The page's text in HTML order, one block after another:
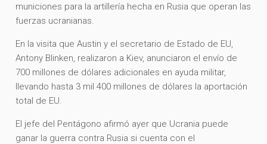
municiones para la artillería hecha en Rusia que operan las
fuerzas ucranianas.
En la visita que Austin y el secretario de Estado de EU,
Antony Blinken, realizaron a Kiev, anunciaron el envío de
700 millones de dólares adicionales en ayuda militar,
llevando hasta 3 mil 400 millones de dólares la aportación
total de EU.
El jefe del Pentágono afirmó ayer que Ucrania puede
ganar la guerra contra Rusia si cuenta con el